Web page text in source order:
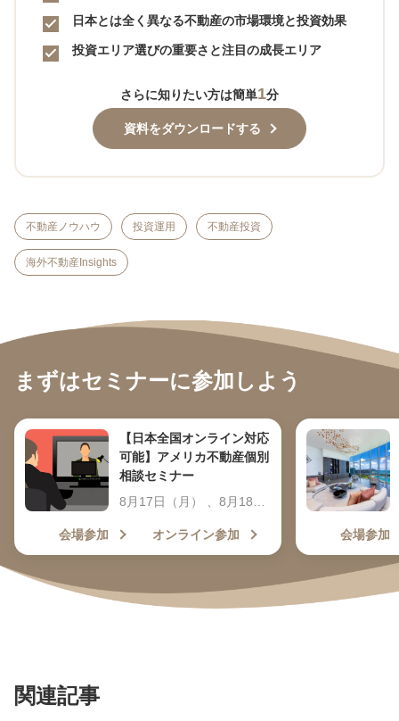
日本とは全く異なる不動産の市場環境と投資効果
投資エリア選びの重要さと注目の成長エリア
さらに知りたい方は簡単1分
資料をダウンロードする
不動産ノウハウ 投資運用 不動産投資
海外不動産Insights
まずはセミナーに参加しよう
【日本全国オンライン対応
可能】アメリカ不動産個別
相談セミナー
8月17日（月） 、8月18日
、8月20日（木） 9:30～
19:30
会場参加 オンライン参加 会場参加
関連記事